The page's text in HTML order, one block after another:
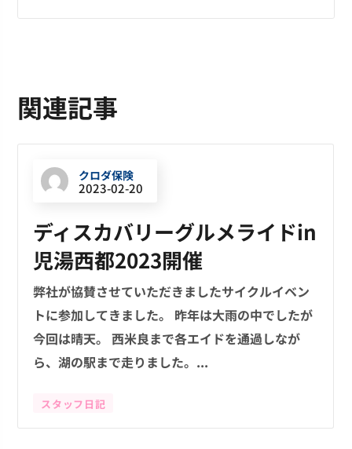
関連記事
クロダ保険
2023-02-20
ディスカバリーグルメライドin
児湯西都2023開催
弊社が協賛させていただきましたサイクルイベン
トに参加してきました。 昨年は大雨の中でしたが
今回は晴天。 西米良まで各エイドを通過しなが
ら、湖の駅まで走りました。...
スタッフ日記